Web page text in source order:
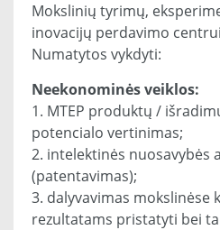
Mokslinių tyrimų,
inovacijų perdavimo centrui
Numatytos vykdyti:
Neekonominės veiklos:
1. MTEP produktų /
potencialo vertinimas;
2. intelektinės nuosavybės
(patentavimas);
3. dalyvavimas mokslinėse
rezultatams pristatyti bei